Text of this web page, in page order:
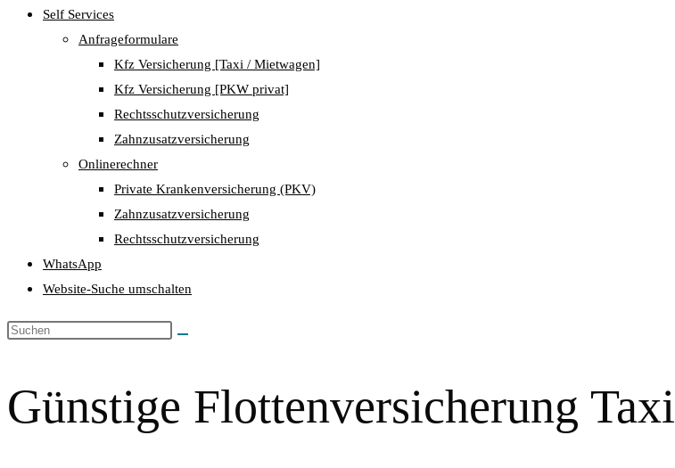
Self Services
Anfrageformulare
Kfz Versicherung [Taxi / Mietwagen]
Kfz Versicherung [PKW privat]
Rechtsschutzversicherung
Zahnzusatzversicherung
Onlinerechner
Private Krankenversicherung (PKV)
Zahnzusatzversicherung
Rechtsschutzversicherung
WhatsApp
Website-Suche umschalten
Günstige Flottenversicherung Taxi